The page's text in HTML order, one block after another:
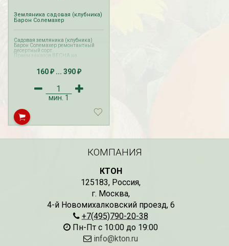
Земляника садовая (клубника)
Барон Солемахер
Садовая земляника (клубника)
Барон Солемахер ремонтантный
десертный сорт.
Прием заказов ВЕСНА на
земляники производится с октября
землянику с ЗКС осуществляется с
мая по август.
160 ₽... 390 ₽
мин. 1
КОМПАНИЯ
КТОН
125183, Россия,
г. Москва,
4-й Новомихалковский проезд, 6
+7(495)790-20-38
Пн-Пт с 10:00 до 19:00
info@kton.ru